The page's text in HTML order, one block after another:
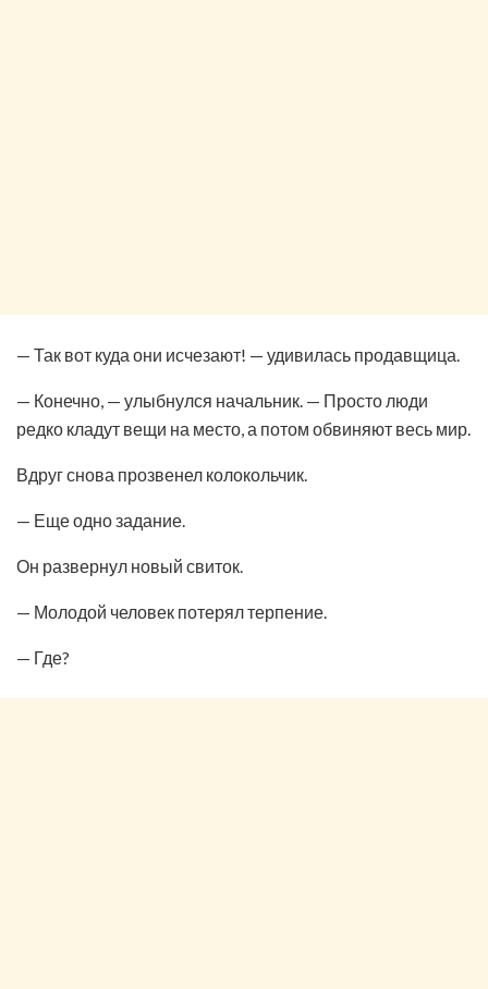
— Так вот куда они исчезают! — удивилась продавщица.
— Конечно, — улыбнулся начальник. — Просто люди
редко кладут вещи на место, а потом обвиняют весь мир.
Вдруг снова прозвенел колокольчик.
— Еще одно задание.
Он развернул новый свиток.
— Молодой человек потерял терпение.
— Где?